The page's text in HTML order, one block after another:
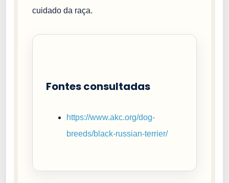
cuidado da raça.
Fontes consultadas
https://www.akc.org/dog-
breeds/black-russian-terrier/